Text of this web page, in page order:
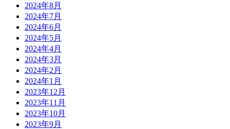
2024年8月
2024年7月
2024年6月
2024年5月
2024年4月
2024年3月
2024年2月
2024年1月
2023年12月
2023年11月
2023年10月
2023年9月